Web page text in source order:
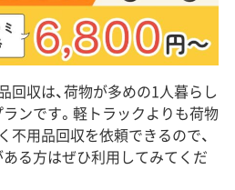
回収は、荷物が多めの1人暮らし
ンです。軽トラックよりも荷物
不用品回収を依頼できるので、
る方はぜひ利用してみてくだ